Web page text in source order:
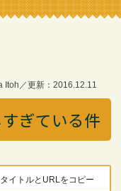
Itoh／更新：2016.12.11
ぎている件
イトルとURLをコピー